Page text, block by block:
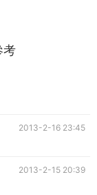
考
2013-2-16 23:45
2013-2-15 20:39